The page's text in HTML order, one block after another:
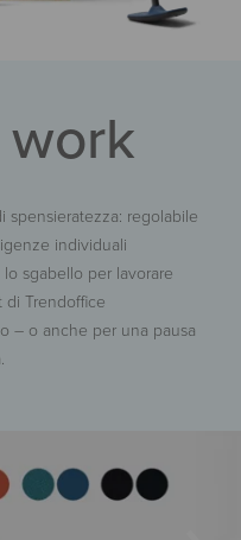
regolabile
individuali
sgabello per lavorare
Trendoffice
– o anche per una pausa